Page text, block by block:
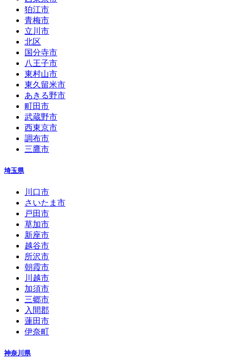
狛江市
青梅市
立川市
北区
国分寺市
八王子市
東村山市
東久留米市
あきる野市
町田市
武蔵野市
西東京市
調布市
三鷹市
埼玉県
川口市
さいたま市
戸田市
草加市
新座市
越谷市
所沢市
朝霞市
川越市
加須市
三郷市
入間郡
蓮田市
伊奈町
神奈川県